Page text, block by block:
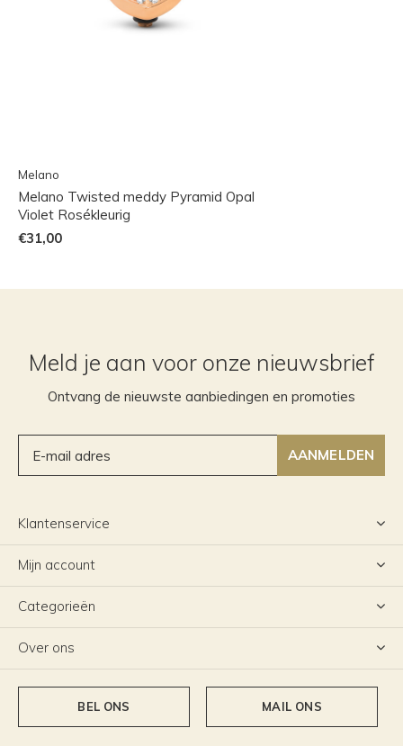
Melano
Melano Twisted meddy Pyramid Opal
Violet Rosékleurig
€31,00
Meld je aan voor onze nieuwsbrief
Ontvang de nieuwste aanbiedingen en promoties
AANMELDEN
Klantenservice
Mijn account
Categorieën
Over ons
BEL ONS MAIL ONS